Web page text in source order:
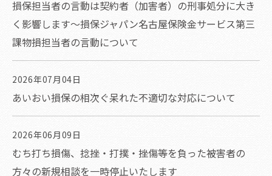
損保担当者の言動は契約者（加害者）の刑事処分に大き
く影響します～損保ジャパン名古屋保険金サービス第三
課物損担当者の言動について
2026年07月04日
あいおい損保の相次ぐ呆れた不適切な対応について
2026年06月09日
むち打ち損傷、捻挫・打撲・挫傷等を負った被害者の
方々の新規相談を一時停止いたします